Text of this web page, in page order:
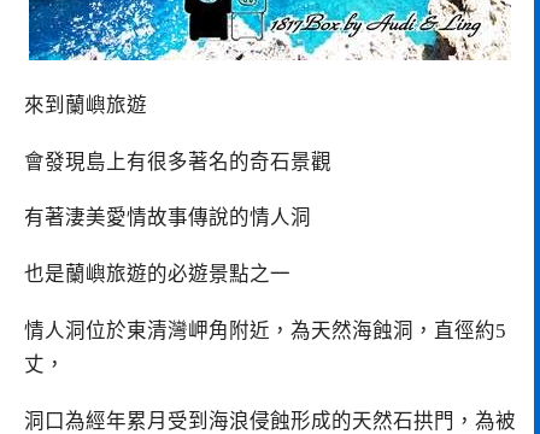
來到蘭嶼旅遊
會發現島上有很多著名的奇石景觀
有著淒美愛情故事傳說的情人洞
也是蘭嶼旅遊的必遊景點之一
情人洞位於東清灣岬角附近，為天然海蝕洞，直徑約5
丈，
洞口為經年累月受到海浪侵蝕形成的天然石拱門，為被